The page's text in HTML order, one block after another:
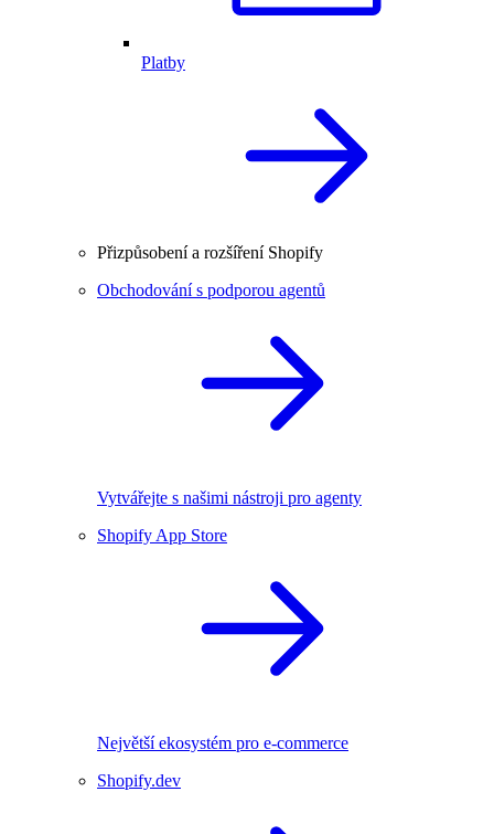
Platby
Přizpůsobení a rozšíření Shopify
Obchodování s podporou agentů
Vytvářejte s našimi nástroji pro agenty
Shopify App Store
Největší ekosystém pro e-commerce
Shopify.dev